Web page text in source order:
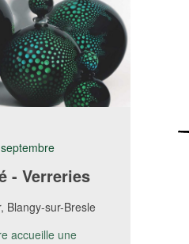
- Verreries
Blangy-sur-Bresle
accueille une